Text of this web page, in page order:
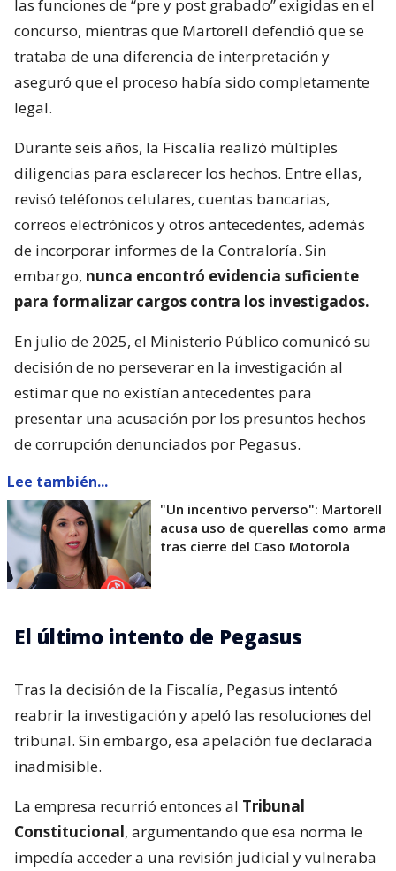
las funciones de “pre y post grabado” exigidas en el
concurso, mientras que Martorell defendió que se
trataba de una diferencia de interpretación y
aseguró que el proceso había sido completamente
legal.
Durante seis años, la Fiscalía realizó múltiples
diligencias para esclarecer los hechos. Entre ellas,
revisó teléfonos celulares, cuentas bancarias,
correos electrónicos y otros antecedentes, además
de incorporar informes de la Contraloría. Sin
embargo, nunca encontró evidencia suficiente
para formalizar cargos contra los investigados.
En julio de 2025, el Ministerio Público comunicó su
decisión de no perseverar en la investigación al
estimar que no existían antecedentes para
presentar una acusación por los presuntos hechos
de corrupción denunciados por Pegasus.
Lee también...
"Un incentivo perverso": Martorell
acusa uso de querellas como arma
tras cierre del Caso Motorola
El último intento de Pegasus
Tras la decisión de la Fiscalía, Pegasus intentó
reabrir la investigación y apeló las resoluciones del
tribunal. Sin embargo, esa apelación fue declarada
inadmisible.
La empresa recurrió entonces al Tribunal
Constitucional, argumentando que esa norma le
impedía acceder a una revisión judicial y vulneraba